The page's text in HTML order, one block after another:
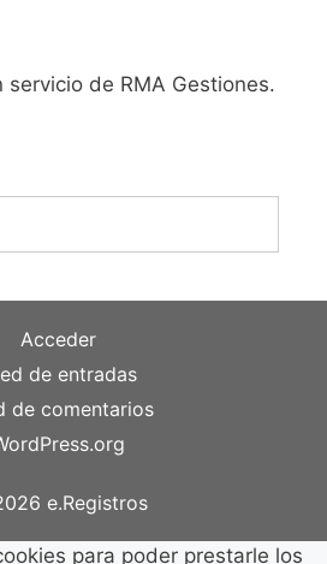
servicio de RMA Gestiones.
Acceder
de entradas
de comentarios
e.Registros
para poder prestarle los